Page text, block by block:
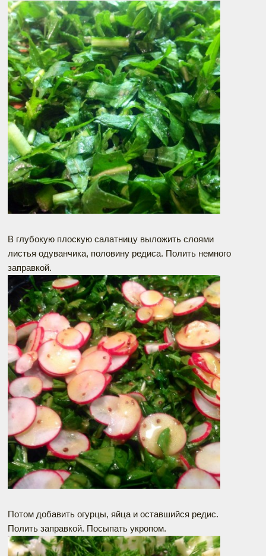
В глубокую плоскую салатницу выложить слоями
листья одуванчика, половину редиса. Полить немного
заправкой.
Потом добавить огурцы, яйца и оставшийся редис.
Полить заправкой. Посыпать укропом.